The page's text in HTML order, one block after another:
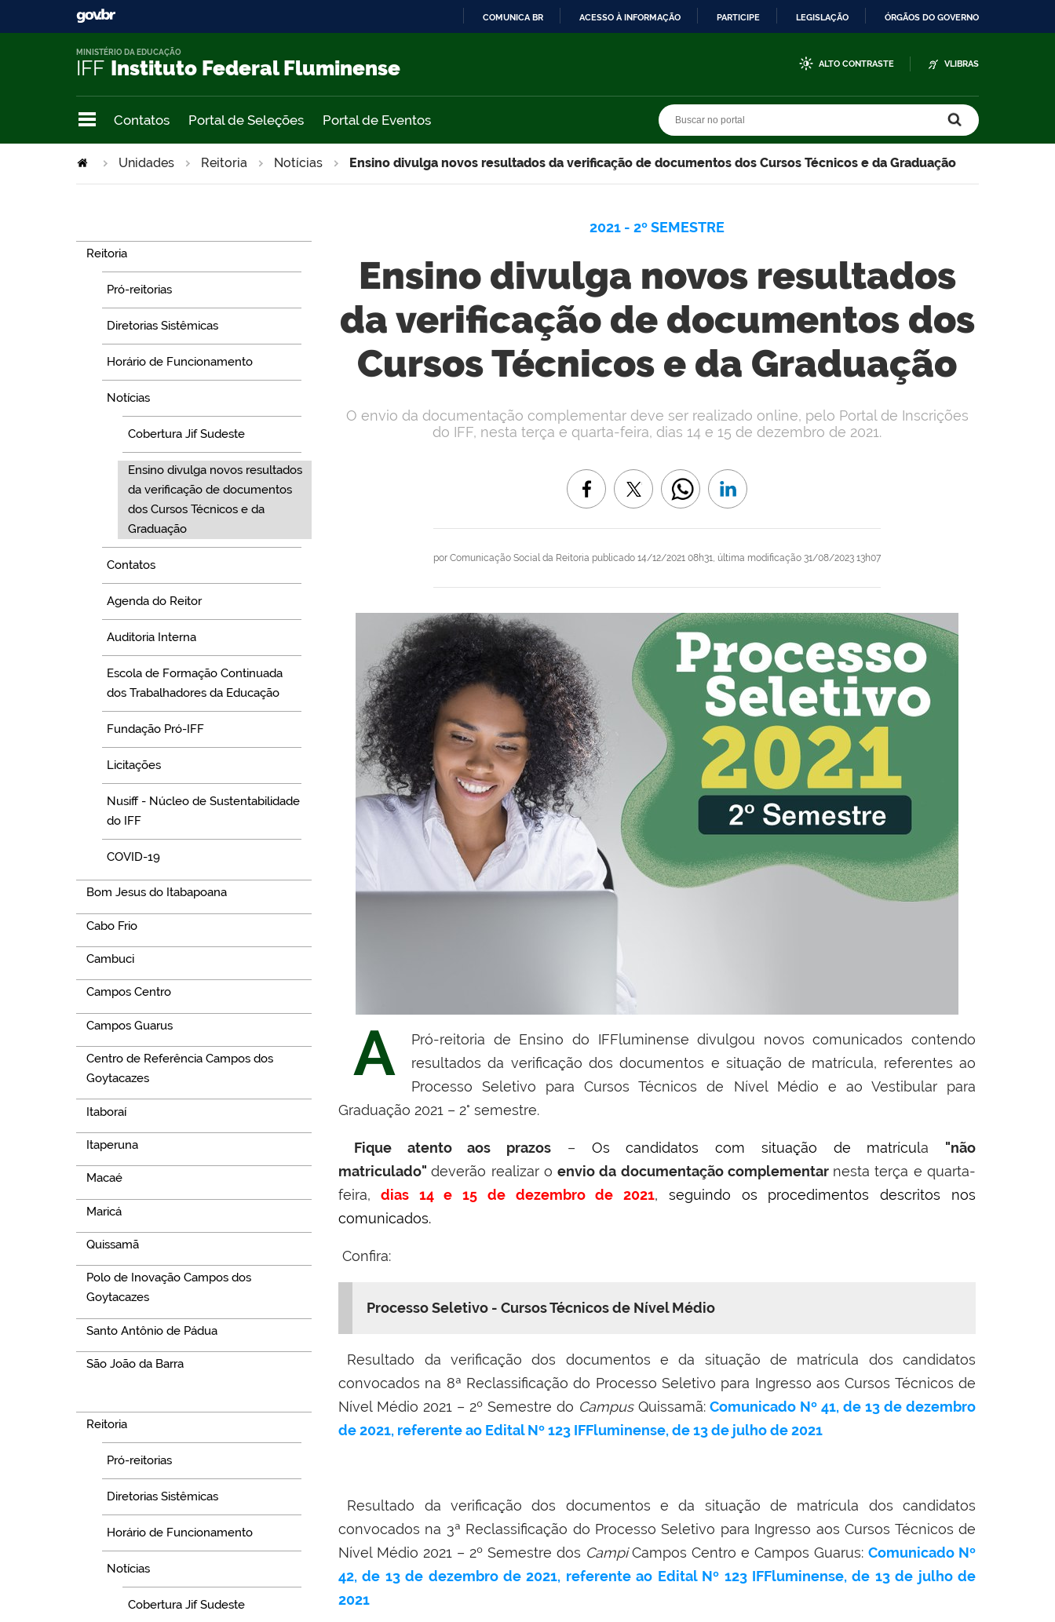
COMUNICA BR ACESSO À INFORMAÇÃO PARTICIPE LEGISLAÇÃO ÓRGÃOS DO GOVERNO
IFF Instituto Federal Fluminense
MINISTÉRIO DA EDUCAÇÃO
ALTO CONTRASTE VLIBRAS
Contatos Portal de Seleções Portal de Eventos
Unidades Reitoria Notícias Ensino divulga novos resultados da verificação de documentos dos Cursos Técnicos e da Graduação
Reitoria
Pró-reitorias
Diretorias Sistêmicas
Horário de Funcionamento
Notícias
Cobertura Jif Sudeste
Ensino divulga novos resultados
da verificação de documentos
dos Cursos Técnicos e da
Graduação
Contatos
Agenda do Reitor
Auditoria Interna
Escola de Formação Continuada
dos Trabalhadores da Educação
Fundação Pró-IFF
Licitações
Nusiff - Núcleo de Sustentabilidade
do IFF
COVID-19
Bom Jesus do Itabapoana
Cabo Frio
Cambuci
Campos Centro
Campos Guarus
Centro de Referência Campos dos
Goytacazes
Itaboraí
Itaperuna
Macaé
Maricá
Quissamã
Polo de Inovação Campos dos
Goytacazes
Santo Antônio de Pádua
São João da Barra
Reitoria
Pró-reitorias
Diretorias Sistêmicas
Horário de Funcionamento
Notícias
Cobertura Jif Sudeste
2021 - 2º SEMESTRE
Ensino divulga novos resultados
da verificação de documentos dos
Cursos Técnicos e da Graduação
por Comunicação Social da Reitoria publicado 14/12/2021 08h31, última modificação 31/08/2023 13h07
O envio da documentação complementar deve ser realizado online, pelo Portal de Inscrições
do IFF, nesta terça e quarta-feira, dias 14 e 15 de dezembro de 2021.
A
Pró-reitoria de Ensino do IFFluminense divulgou novos comunicados contendo
resultados da verificação dos documentos e situação de matrícula, referentes ao
Processo Seletivo para Cursos Técnicos de Nível Médio e ao Vestibular para
Graduação 2021 – 2° semestre.
Fique atento aos prazos – Os candidatos com situação de matrícula "não
matriculado"deverão realizar oenvio da documentação complementar nesta terça e quarta-
feira, dias 14 e 15 de dezembro de 2021, seguindo os procedimentos descritos nos
comunicados.
Confira:
Processo Seletivo - Cursos Técnicos de Nível Médio
Resultado da verificação dos documentos e da situação de matrícula dos candidatos
convocados na 8ª Reclassificação do Processo Seletivo para Ingresso aos Cursos Técnicos de
Nível Médio 2021 – 2º Semestre do CampusQuissamã: Comunicado Nº 41, de 13 de dezembro
de 2021, referente ao Edital Nº 123 IFFluminense, de 13 de julho de 2021
Resultado da verificação dos documentos e da situação de matrícula dos candidatos
convocados na 3ª Reclassificação do Processo Seletivo para Ingresso aos Cursos Técnicos de
Nível Médio 2021 – 2º Semestre dos CampiCampos Centro e Campos Guarus:Comunicado Nº
42, de 13 de dezembro de 2021, referente ao Edital Nº 123 IFFluminense, de 13 de julho de
2021